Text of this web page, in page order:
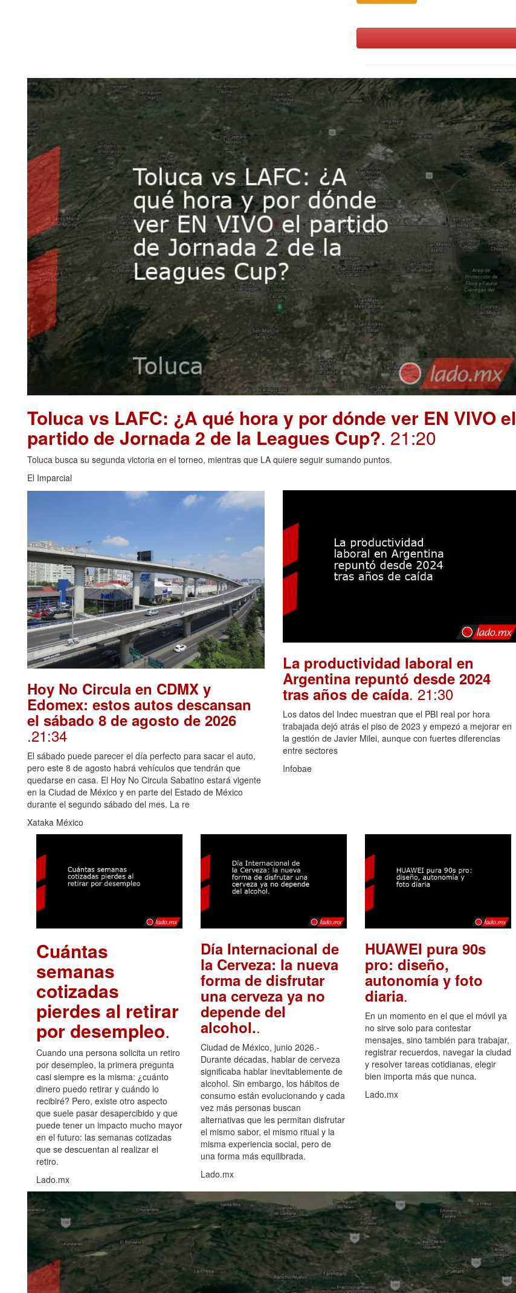
Toluca vs LAFC: ¿A qué hora y por dónde ver EN VIVO el
partido de Jornada 2 de la Leagues Cup?. 21:20
Toluca busca su segunda victoria en el torneo, mientras que LA quiere seguir sumando puntos.
El Imparcial
Hoy No Circula en CDMX y
Edomex: estos autos descansan
el sábado 8 de agosto de 2026
.21:34
El sábado puede parecer el día perfecto para sacar el auto,
pero este 8 de agosto habrá vehículos que tendrán que
quedarse en casa. El Hoy No Circula Sabatino estará vigente
en la Ciudad de México y en parte del Estado de México
durante el segundo sábado del mes. La re
Xataka México
La productividad laboral en
Argentina repuntó desde 2024
tras años de caída. 21:30
Los datos del Indec muestran que el PBI real por hora
trabajada dejó atrás el piso de 2023 y empezó a mejorar en
la gestión de Javier Milei, aunque con fuertes diferencias
entre sectores
Infobae
Cuántas
semanas
cotizadas
pierdes al retirar
por desempleo.
Cuando una persona solicita un retiro
por desempleo, la primera pregunta
casi siempre es la misma: ¿cuánto
dinero puedo retirar y cuándo lo
recibiré? Pero, existe otro aspecto
que suele pasar desapercibido y que
puede tener un impacto mucho mayor
en el futuro: las semanas cotizadas
que se descuentan al realizar el
retiro.
Lado.mx
Día Internacional de
la Cerveza: la nueva
forma de disfrutar
una cerveza ya no
depende del
alcohol..
Ciudad de México, junio 2026.-
Durante décadas, hablar de cerveza
significaba hablar inevitablemente de
alcohol. Sin embargo, los hábitos de
consumo están evolucionando y cada
vez más personas buscan
alternativas que les permitan disfrutar
el mismo sabor, el mismo ritual y la
misma experiencia social, pero de
una forma más equilibrada.
Lado.mx
HUAWEI pura 90s
pro: diseño,
autonomía y foto
diaria.
En un momento en el que el móvil ya
no sirve solo para contestar
mensajes, sino también para trabajar,
registrar recuerdos, navegar la ciudad
y resolver tareas cotidianas, elegir
bien importa más que nunca.
Lado.mx